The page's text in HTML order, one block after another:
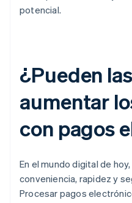
potencial.
¿Pueden
aumentar
con pagos
En el mundo digital de
conveniencia, rapidez y
Procesar pagos